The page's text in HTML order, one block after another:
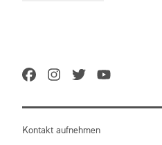
Kontakt aufnehmen